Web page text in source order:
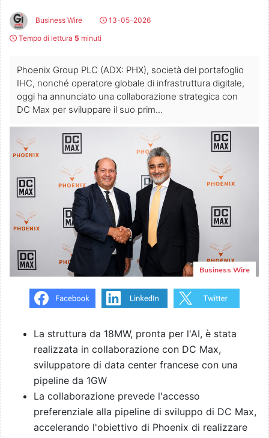
Business Wire
13-05-2026
Tempo di lettura 5 minuti
Phoenix Group PLC (ADX: PHX), società del portafoglio
IHC, nonché operatore globale di infrastruttura digitale,
oggi ha annunciato una collaborazione strategica con
DC Max per sviluppare il suo prim...
Business Wire
La struttura da 18MW, pronta per l'AI, è stata
realizzata in collaborazione con DC Max,
sviluppatore di data center francese con una
pipeline da 1GW
La collaborazione prevede l'accesso
preferenziale alla pipeline di sviluppo di DC Max,
accelerando l'obiettivo di Phoenix di realizzare